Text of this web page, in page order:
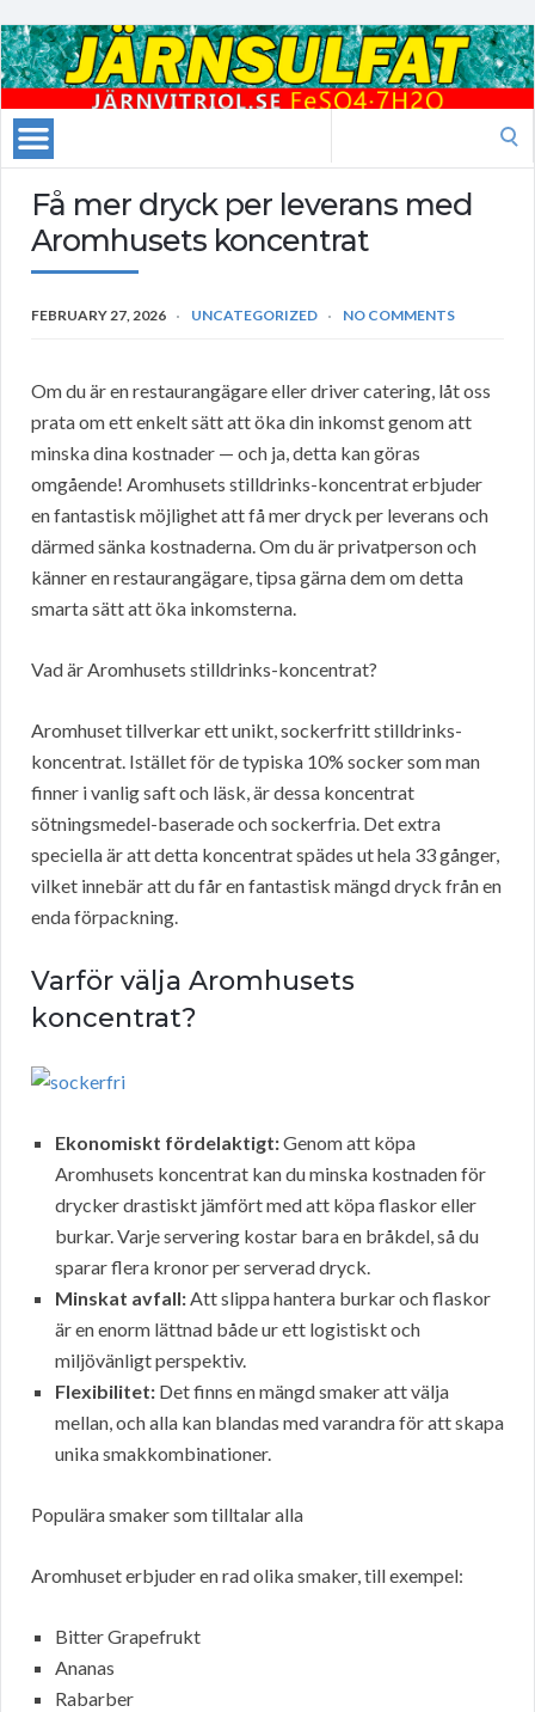
Få mer dryck per leverans med
Aromhusets koncentrat
FEBRUARY 27, 2026 UNCATEGORIZED NO COMMENTS
Om du är en restaurangägare eller driver catering, låt oss
prata om ett enkelt sätt att öka din inkomst genom att
minska dina kostnader — och ja, detta kan göras
omgående! Aromhusets stilldrinks-koncentrat erbjuder
en fantastisk möjlighet att få mer dryck per leverans och
därmed sänka kostnaderna. Om du är privatperson och
känner en restaurangägare, tipsa gärna dem om detta
smarta sätt att öka inkomsterna.
Vad är Aromhusets stilldrinks-koncentrat?
Aromhuset tillverkar ett unikt, sockerfritt stilldrinks-
koncentrat. Istället för de typiska 10% socker som man
finner i vanlig saft och läsk, är dessa koncentrat
sötningsmedel-baserade och sockerfria. Det extra
speciella är att detta koncentrat spädes ut hela 33 gånger,
vilket innebär att du får en fantastisk mängd dryck från en
enda förpackning.
Varför välja Aromhusets
koncentrat?
Ekonomiskt fördelaktigt:Genom att köpa
Aromhusets koncentrat kan du minska kostnaden för
drycker drastiskt jämfört med att köpa flaskor eller
burkar. Varje servering kostar bara en bråkdel, så du
sparar flera kronor per serverad dryck.
Minskat avfall:Att slippa hantera burkar och flaskor
är en enorm lättnad både ur ett logistiskt och
miljövänligt perspektiv.
Flexibilitet: Det finns en mängd smaker att välja
mellan, och alla kan blandas med varandra för att skapa
unika smakkombinationer.
Populära smaker som tilltalar alla
Aromhuset erbjuder en rad olika smaker, till exempel:
Bitter Grapefrukt
Ananas
Rabarber